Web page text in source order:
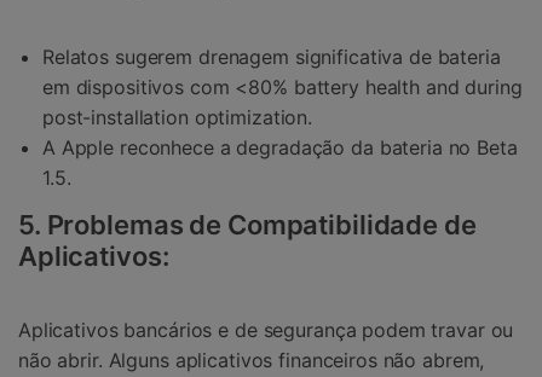
Relatos sugerem drenagem significativa de bateria
em dispositivos com <80% battery health and during
post-installation optimization.
A Apple reconhece a degradação da bateria no Beta
1.5.
5. Problemas de Compatibilidade de
Aplicativos:
Aplicativos bancários e de segurança podem travar ou
não abrir. Alguns aplicativos financeiros não abrem,